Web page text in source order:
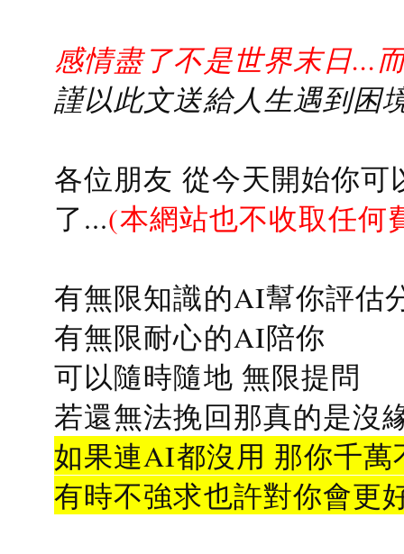
感情盡了不是世界末日...
謹以此文送給人生遇到困
各位朋友 從今天開始你
了...(本網站也不收取任何
有無限知識的AI幫你評估
有無限耐心的AI陪你
可以隨時隨地 無限提問
若還無法挽回那真的是沒
如果連AI都沒用 那你千
有時不強求也許對你會更